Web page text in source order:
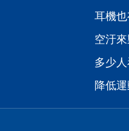
耳機
空汙
多少
降低